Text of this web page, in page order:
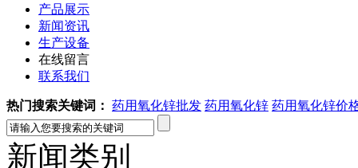
产品展示
新闻资讯
生产设备
在线留言
联系我们
热门搜索关键词： 药用氧化锌批发 药用氧化锌 药用氧化锌价
新闻类别